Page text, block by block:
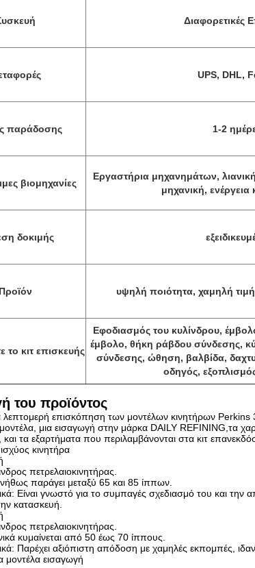
Διαφορετικές
UPS, DHL,
παράδοσης 1-2
βιομηχανίες
Εργαστήρια μηχανημάτων,
μηχανική, ενέργεια
δοκιμής
Προϊόν υψηλή ποιότητα, χαμηλή
το κιτ επισκευής
Εφοδιασμός του κυλίνδρου,
έμβολο, θήκη ράβδου σύνδεσης,
σύνδεσης, ώθηση, βαλβίδα,
οδηγός,
του προϊόντος
λεπτομερή επισκόπηση των μοντέλων κινητήρων
μια εισαγωγή στην μάρκα DAILY REFINING,τα
και τα εξαρτήματα που περιλαμβάνονται στα κιτ
κινητήρα
πετρελαιοκινητήρας.
παράγει μεταξύ 65 και 85 ίππων.
Είναι γνωστό για το συμπαγές σχεδιασμό του και
κατασκευή.
πετρελαιοκινητήρας.
κυμαίνεται από 50 έως 70 ίππους.
Παρέχει αξιόπιστη απόδοση με χαμηλές εκπομπές,
μοντέλα εισαγωγή